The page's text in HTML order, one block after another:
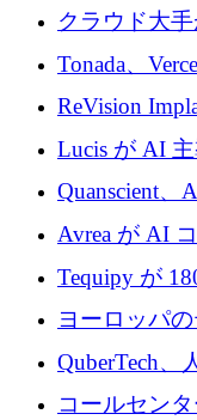
プラットフ
クラウド大
るなか、
ード資金を調
Tonada、
援を受けて
ReVision
に 400 万ユ
Lucis が AI
を拡大するた
を調達
Quanscient
ドウェア エ
1,000 万ユー
Avrea が AI
明するために
ら浮上
Tequipy が
動化するた
ヨーロッパ
る: イノベー
Luxembourg
QuberTech、
ゴムを開発
コールセン